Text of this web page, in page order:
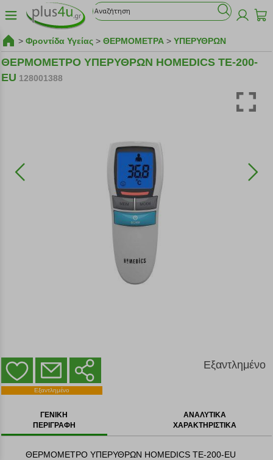
> Φροντίδα Υγείας > ΘΕΡΜΟΜΕΤΡΑ > ΥΠΕΡΥΘΡΩΝ
ΘΕΡΜΟΜΕΤΡΟ ΥΠΕΡΥΘΡΩΝ HOMEDICS TE-200-
EU 128001388
Εξαντλημένο
Εξαντλημένο
ΓΕΝΙΚΗ
ΠΕΡΙΓΡΑΦΗ
ΑΝΑΛΥΤΙΚΑ
ΧΑΡΑΚΤΗΡΙΣΤΙΚΑ
ΘΕΡΜΟΜΕΤΡΟ ΥΠΕΡΥΘΡΩΝ HOMEDICS TE-200-EU